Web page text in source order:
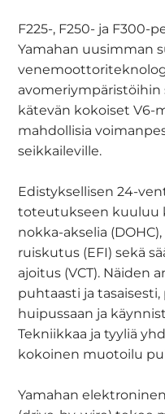
F225-, F250- ja F300-
Yamahan uusimman
kätevän kokoiset V6-
mahdollisia
seikkaileville.
Edistyksellisen 24-
toteutukseen kuuluu
nokka-akselia
ruiskutus (EFI) sekä
ajoitus (VCT). Näiden
puhtaasti ja
huipussaan ja
Tekniikkaa ja tyyliä
kokoinen muotoilu
Yamahan